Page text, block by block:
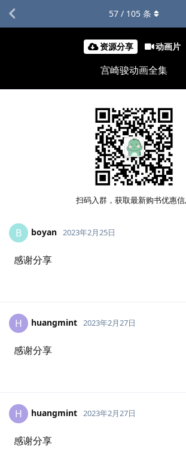
资源分享 动画片
宫崎骏动画全集
57 / 105 条
扫码入群，获取最新购书优惠信
B boyan 2023年2月25日
感谢分享
H huangmint 2023年2月27日
感谢分享
H huangmint 2023年2月27日
感谢分享